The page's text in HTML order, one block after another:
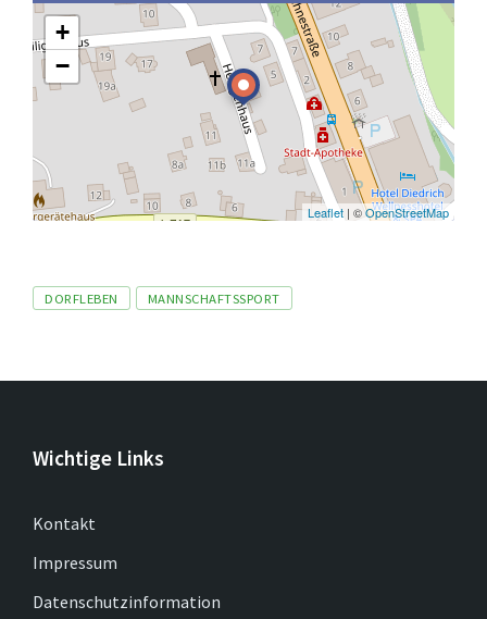
+
−
Leaflet | ©OpenStreetMap
Tags
DORFLEBEN MANNSCHAFTSSPORT
Wichtige Links
Kontakt
Impressum
Datenschutzinformation